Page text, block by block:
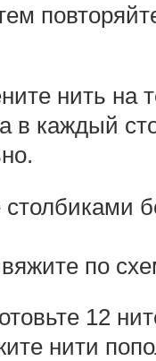
нить на
в каждый
по
12
нити